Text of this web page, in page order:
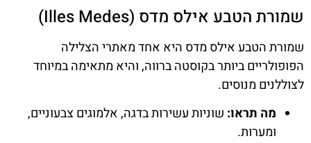
שמורת הטבע אילס מדס (Illes Medes)
שמורת הטבע אילס מדס היא אחד מאתרי הצלילה
הפופולריים ביותר בקוסטה ברווה, והיא מתאימה במיוחד
לצוללנים מנוסים.
מה תראו: שוניות עשירות בדגה, אלמוגים צבעוניים,
ומערות.